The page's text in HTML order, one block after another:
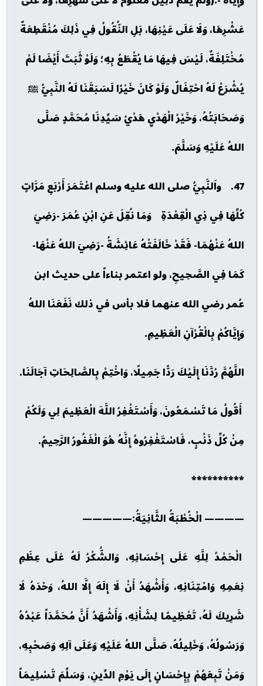
عَشْرِهَا، وَلَا عَلَى عَيْنِهَا، بَلِ النُّقُولُ فِي ذَلِكَ مُنْقَطِعَةٌ
مُخْتَلِفَةٌ، لَيْسَ فِيهَا مَا يُقْطَعُ بِهِ؛ وَلَوْ ثَبَتَ أَيْضَا لَمْ
يُشْرَعْ لَهُ احْتِفَالٌ وَلَوْ كَانَ خَيْرًا لَسَبَقَنَا لَهُ النَّبِيُّ ﷺ
وَصَحَابَتُهُ، وَخَيْرُ الْهَدْيِ هَدْيُ سَيِّدِنَا مُحَمَّدٍ صَلَّى
اللهُ عَلَيْهِ وَسَلَّمَ.
47. واَلنَّبِيُّ صلى الله عليه وسلم اعْتَمَرَ أَرْبَعِ مَرَّاتٍ
كُلِّهَا فِي ذِي الْقِعْدَةِ وَمَا نُقِلَ عَنِ ابْنِ عُمَرَ -رَضِيَ
اللهُ عَنْهُمَا- فَقَدْ خَالَفَتْهُ عَائِشَةُ -رَضِيَ اللهُ عَنْهَا-
كَمَا فِي الصَّحِيحِ، ولو اعتمر بناءاً على حديث ابن
عُمر رضي الله عنهما فلا بأس في ذلك نَفَعَنَا اللهُ
وَإِيَّاكُمْ بِالْقُرْآنِ الْعَظِيمِ.
اللَّهُمَّ رُدَّنَا إِلَيْكَ رَدًّا جَمِيلًا، وَاخْتِمْ بِالصَّالِحَاتِ آجَالَنَا.
أَقُولُ مَا تَسْمَعُونَ، وَأَسْتَغْفِرُ اللَّهَ الْعَظِيمَ لِي وَلَكُمْ
مِنْ كُلِّ ذَنْبٍ، فَاسْتَغْفِرُوهُ إِنَّهُ هُوَ الْغَفُورُ الرَّحِيمُ.
**********
———— الْخُطْبَةُ الثَّانِيَةُ:—————
الْحَمْدُ لِلَّهِ عَلَى إِحْسَانِهِ، وَالشُّكْرُ لَهُ عَلَى عِظَمِ
نِعَمِهِ وَامْتِنَانِهِ، وَأَشْهَدُ أَنْ لَا إِلَهَ إِلَّا اللهُ، وَحْدَهُ لَا
شَرِيكَ لَهُ، تَعْظِيمًا لِشَأْنِهِ، وَأَشْهَدُ أَنَّ مُحَمَّدَاً عَبْدُهُ
وَرَسُولُهُ، وَخَلِيلُهُ، صَلَّى اللهُ عَلَيْهِ وَعَلَى آلِهِ وَصَحْبِهِ،
وَمَنْ تَبِعَهُمْ بِإِحْسَانٍ إِلَى يَوْمِ الدِّينِ، وَسَلِّمَ تَسْلِيمَاً